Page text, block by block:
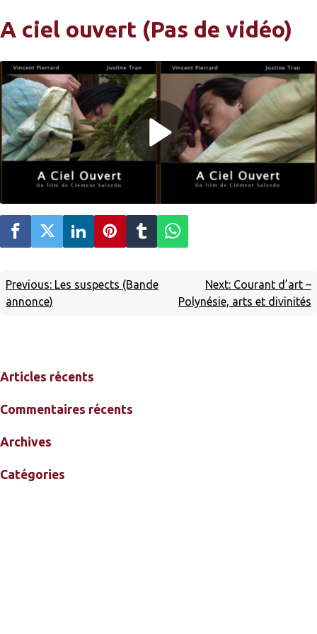
A ciel ouvert (Pas de vidéo)
Previous: Les suspects (Bande
annonce)
Next: Courant d’art –
Polynésie, arts et divinités
Articles récents
Commentaires récents
Archives
Catégories